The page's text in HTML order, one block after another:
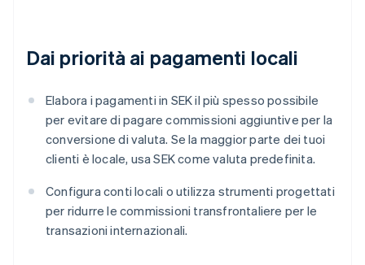
Dai priorità ai pagamenti locali
Elabora i pagamenti in SEK il più spesso possibile
per evitare di pagare commissioni aggiuntive per la
conversione di valuta. Se la maggior parte dei tuoi
clienti è locale, usa SEK come valuta predefinita.
Configura conti locali o utilizza strumenti progettati
per ridurre le commissioni transfrontaliere per le
transazioni internazionali.